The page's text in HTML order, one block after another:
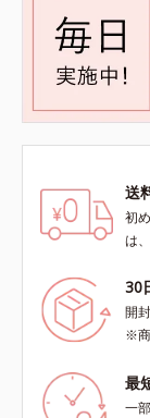
送
初
は
30
開
※商
最
一